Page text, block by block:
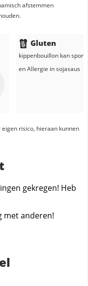
afstemmen
Gluten
kippenbouillonkan
enAllergie insojasaus
risico, hieraan kunnen
gekregen! Heb
met anderen!